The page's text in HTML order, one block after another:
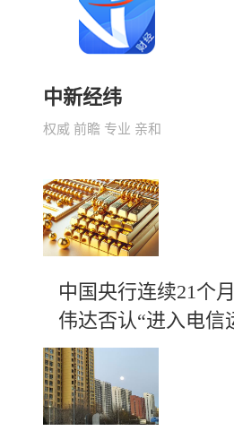
中新经纬
权威 前瞻 专业 亲和
中国央行连续21个
伟达否认“进入电信